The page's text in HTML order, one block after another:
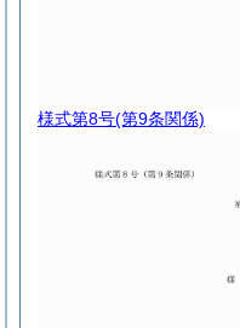
様式第8号(第9条関係)